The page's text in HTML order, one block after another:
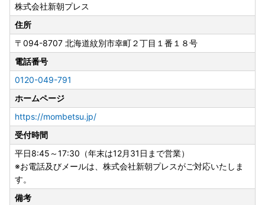
[オンラインワンストップ申請をご利用ください！！]
マイナンバーカードをお持ちの方は「
りオンラインで申請いただけます。
書類の作成や郵送が不要。ぜひご利用ください。
※ご入金後１～３営業日で申請可能になります。
株式会社新朝プレス
住所
〒094-8707 北海道紋別市幸町２丁目１番１８号
電話番号
0120-049-791
ホームページ
https://mombetsu.jp/
受付時間
平日8:45～17:30（年末は12月31日まで営業）
※お電話及びメールは、株式会社新朝プレスがご対応いたしま
す。
備考